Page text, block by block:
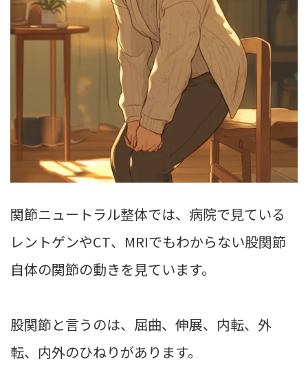
関節ニュートラル整体では、病院で見ている
レントゲンやCT、MRIでもわからない股関節
自体の関節の動きを見ています。
股関節と言うのは、屈曲、伸展、内転、外
転、内外のひねりがあります。